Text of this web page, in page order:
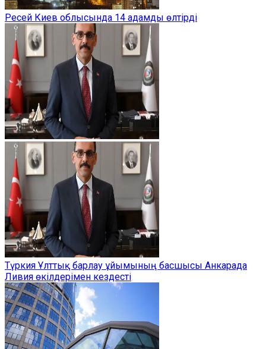
Ресей Киев облысында 14 адамды өлтірді
Түркия Ұлттық барлау ұйымының басшысы Анкарада
Ливия өкілдерімен кездесті